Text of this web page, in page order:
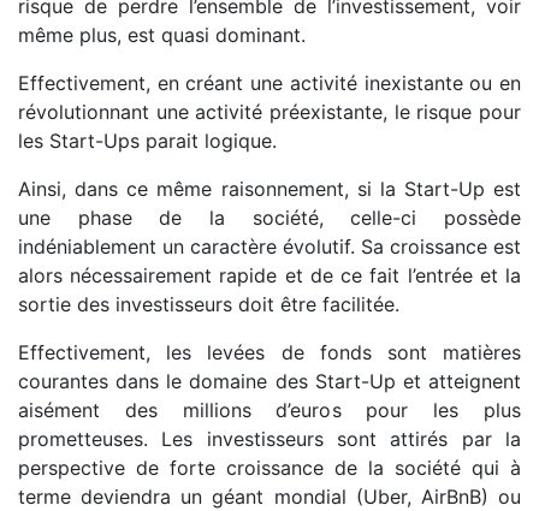
risque de perdre l’ensemble de l’investissement, voir
même plus, est quasi dominant.
Effectivement, en créant une activité inexistante ou en
révolutionnant une activité préexistante, le risque pour
les Start-Ups parait logique.
Ainsi, dans ce même raisonnement, si la Start-Up est
une phase de la société, celle-ci possède
indéniablement un caractère évolutif. Sa croissance est
alors nécessairement rapide et de ce fait l’entrée et la
sortie des investisseurs doit être facilitée.
Effectivement, les levées de fonds sont matières
courantes dans le domaine des Start-Up et atteignent
aisément des millions d’euros pour les plus
prometteuses. Les investisseurs sont attirés par la
perspective de forte croissance de la société qui à
terme deviendra un géant mondial (Uber, AirBnB) ou